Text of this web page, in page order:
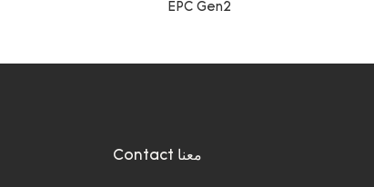
EPC Gen2
Contact معنا